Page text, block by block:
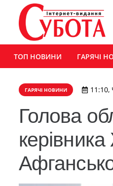
ТОП НОВИНИ ГАРЯЧІ
ГАРЯЧІ НОВИНИ 11:10,
Голова